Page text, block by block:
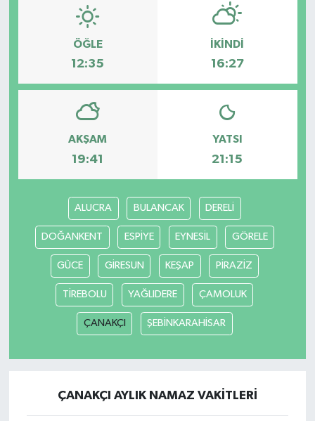
ÖĞLE
12:35
İKINDI
16:27
AKŞAM
19:41
YATSI
21:15
ALUCRA BULANCAK DERELİ
DOĞANKENT ESPİYE EYNESİL GÖRELE
GÜCE GİRESUN KEŞAP PİRAZİZ
TİREBOLU YAĞLIDERE ÇAMOLUK
ÇANAKÇI ŞEBİNKARAHİSAR
ÇANAKÇI AYLIK NAMAZ VAKITLERI